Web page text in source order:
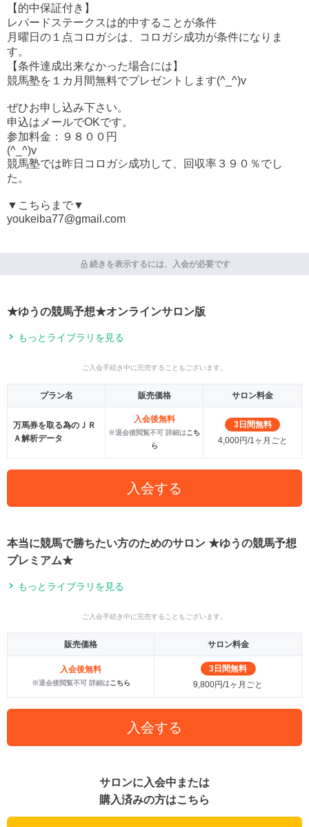
【的中保証付き】
レパードステークスは的中することが条件
月曜日の１点コロガシは、コロガシ成功が条件になりま
す。
【条件達成出来なかった場合には】
競馬塾を１カ月間無料でプレゼントします(^_^)v
ぜひお申し込み下さい。
申込はメールでOKです。
参加料金：９８００円
(^_^)v
競馬塾では昨日コロガシ成功して、回収率３９０％でし
た。
▼こちらまで▼
youkeiba77@gmail.com
続きを表示するには、入会が必要です
★ゆうの競馬予想★オンラインサロン版
もっとライブラリを見る
ご入会手続き中に完売することもございます。
プラン名 販売価格 サロン料金
万馬券を取る為のＪＲ
Ａ解析データ
入会後無料
※退会後閲覧不可 詳細はこち
ら
3日間無料
4,000円/1ヶ月ごと
入会する
本当に競馬で勝ちたい方のためのサロン ★ゆうの競馬予想
プレミアム★
もっとライブラリを見る
ご入会手続き中に完売することもございます。
販売価格 サロン料金
入会後無料
※退会後閲覧不可 詳細はこちら
3日間無料
9,800円/1ヶ月ごと
入会する
サロンに入会中または
購入済みの方はこちら